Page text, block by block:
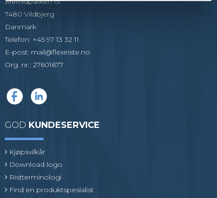
7480 Vildbjerg
Danmark
Telefon: +45 97 13 32 11
E-post: mail@flexiriste.no
Org. nr.: 27601677
GOD KUNDESERVICE
Kjøpsvilkår
Download logo
Ristterminologi
Find en produktspesialist